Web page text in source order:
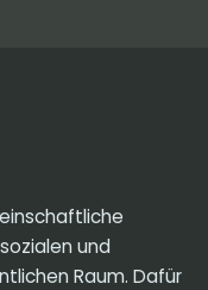
und
Raum. Dafür